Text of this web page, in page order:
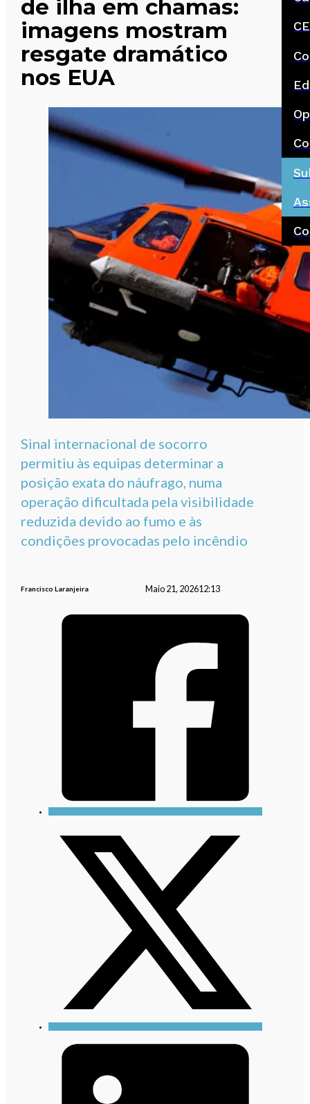
de ilha em chamas:
imagens mostram
resgate dramático
nos EUA
Sinal internacional de socorro
permitiu às equipas determinar a
posição exata do náufrago, numa
operação dificultada pela visibilidade
reduzida devido ao fumo e às
condições provocadas pelo incêndio
Francisco Laranjeira Maio 21, 202612:13